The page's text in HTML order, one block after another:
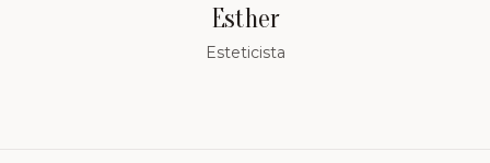
Esther
Esteticista